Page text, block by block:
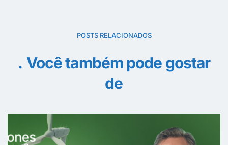
POSTS RELACIONADOS
Você também pode gostar
de